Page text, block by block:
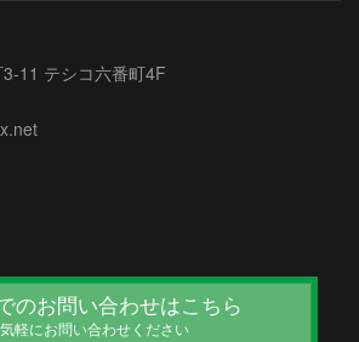
11 テシコ六番町4F
のお問い合わせはこちら
軽にお問い合わせください